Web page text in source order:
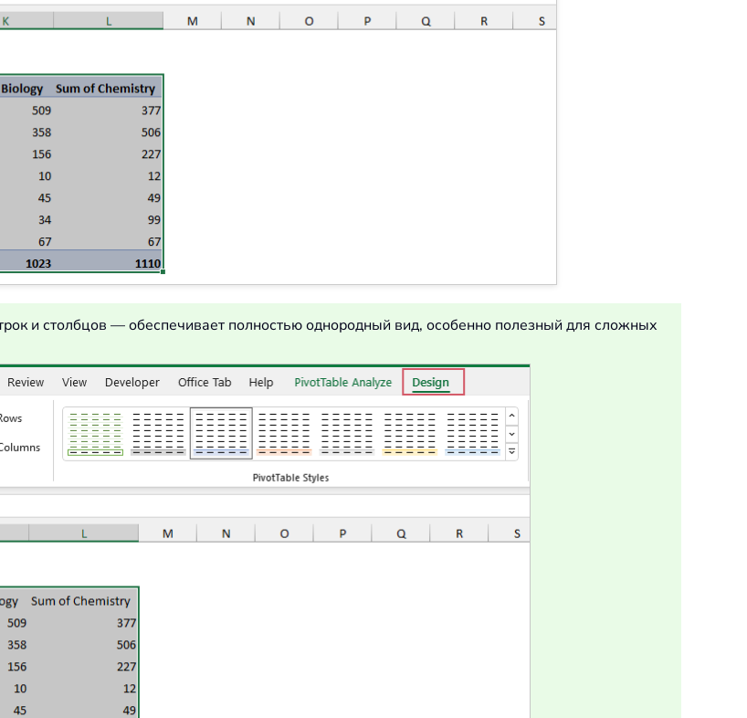
и столбцов — обеспечивает полностью однородный вид, особенно полезный для сложных